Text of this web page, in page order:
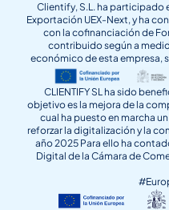
Clientify, S.L. ha participado
Exportación UEX-Next, y ha
con la cofinanciación de
contribuido según a
económico de esta empresa,
CLIENTIFY SL ha sido
objetivo es la mejora de la
cual ha puesto en marcha
reforzar la digitalización y la
año 2025 Para ello ha
Digital de la Cámara de